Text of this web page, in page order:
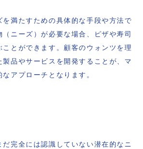
を満たすための具体的な手段や方法で
ニーズ）が必要な場合、ピザや寿司
ことができます。顧客のウォンツを理
品やサービスを開発することが、マ
アプローチとなります。
だ完全には認識していない潜在的なニ